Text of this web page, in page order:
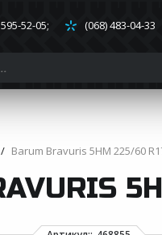
52-05; (068) 483-04-33
Barum Bravuris 5HM 225/60